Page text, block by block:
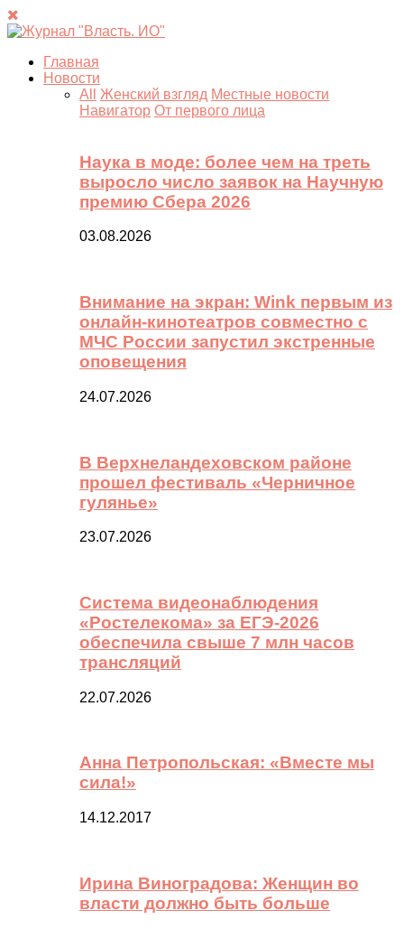
Главная
Новости
All
Женский взгляд Местные новости
Навигатор От первого лица
Наука в моде: более чем на треть
выросло число заявок на Научную
премию Сбера 2026
03.08.2026
Внимание на экран: Wink первым из
онлайн-кинотеатров совместно с
МЧС России запустил экстренные
оповещения
24.07.2026
В Верхнеландеховском районе
прошел фестиваль «Черничное
гулянье»
23.07.2026
Система видеонаблюдения
«Ростелекома» за ЕГЭ-2026
обеспечила свыше 7 млн часов
трансляций
22.07.2026
Анна Петропольская: «Вместе мы
сила!»
14.12.2017
Ирина Виноградова: Женщин во
власти должно быть больше